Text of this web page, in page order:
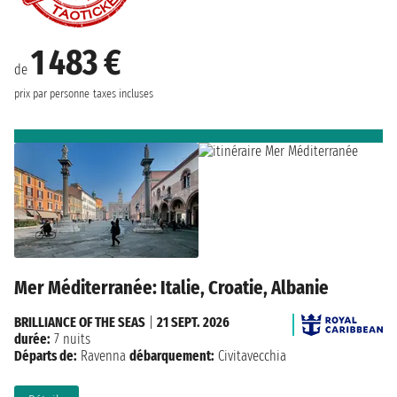
de 1 483 €
prix par personne taxes incluses
Mer Méditerranée: Italie, Croatie, Albanie
BRILLIANCE OF THE SEAS
21 SEPT. 2026
durée: 7 nuits
Départs de: Ravenna débarquement: Civitavecchia